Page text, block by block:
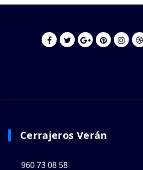
Cerrajeros Verán
960 73 08 58